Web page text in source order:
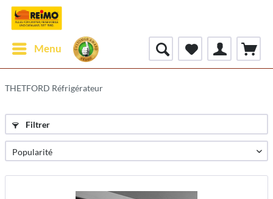
Menu
THETFORD Réfrigérateur
Filtrer